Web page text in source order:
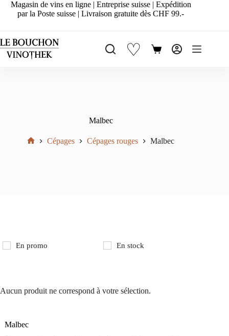
PasserMagasin de vins en ligne | Entreprise suisse | Expédition
par la Poste suisse | Livraison gratuite dès CHF 99.-
♡
Panier
Malbec
Cépages Cépages rouges Malbec
Aucun produit ne correspond à votre sélection.
Malbec
En promo En stock